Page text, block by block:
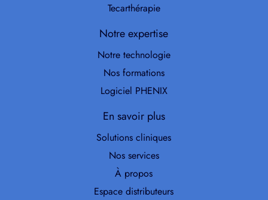
Tecarthérapie
Notre expertise
Notre technologie
Nos formations
Logiciel PHENIX
En savoir plus
Solutions cliniques
Nos services
À propos
Espace distributeurs